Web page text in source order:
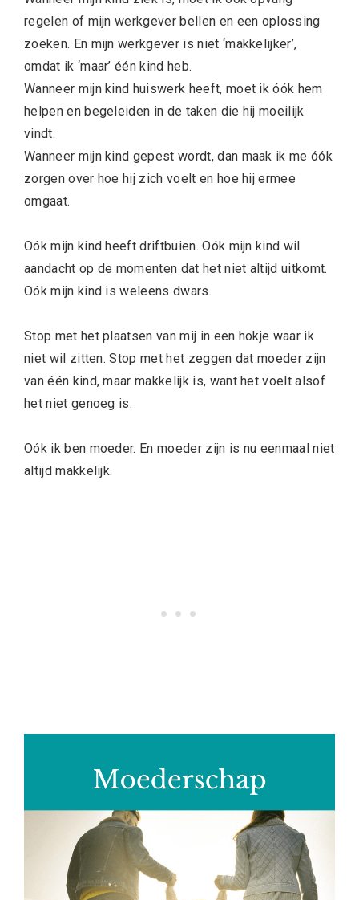
regelen of mijn werkgever bellen en een oplossing
zoeken. En mijn werkgever is niet ‘makkelijker’,
omdat ik ‘maar’ één kind heb.
Wanneer mijn kind huiswerk heeft, moet ik óók hem
helpen en begeleiden in de taken die hij moeilijk
vindt.
Wanneer mijn kind gepest wordt, dan maak ik me óók
zorgen over hoe hij zich voelt en hoe hij ermee
omgaat.
Oók mijn kind heeft driftbuien. Oók mijn kind wil
aandacht op de momenten dat het niet altijd uitkomt.
Oók mijn kind is weleens dwars.
Stop met het plaatsen van mij in een hokje waar ik
niet wil zitten. Stop met het zeggen dat moeder zijn
van één kind, maar makkelijk is, want het voelt alsof
het niet genoeg is.
Oók ik ben moeder. En moeder zijn is nu eenmaal niet
altijd makkelijk.